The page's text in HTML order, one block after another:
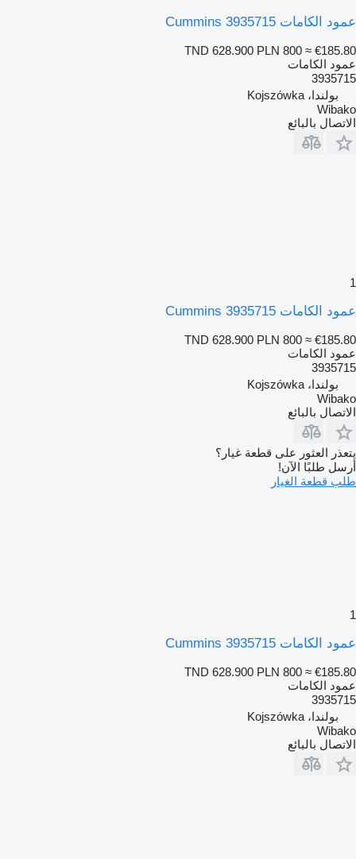
عمود الكامات Cummins 3935715
TND 628.900 PLN 800 ≈ €185.80
عمود الكامات
3935715
بولندا، Kojszówka
Wibako
الاتصال بالبائع
1
عمود الكامات Cummins 3935715
TND 628.900 PLN 800 ≈ €185.80
عمود الكامات
3935715
بولندا، Kojszówka
Wibako
الاتصال بالبائع
يتعذر العثور على قطعة غيار؟
أرسل طلبًا الآن!
طلب قطعة الغيار
1
عمود الكامات Cummins 3935715
TND 628.900 PLN 800 ≈ €185.80
عمود الكامات
3935715
بولندا، Kojszówka
Wibako
الاتصال بالبائع